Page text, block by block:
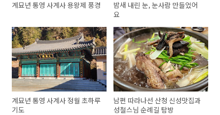
계묘년 통영 사계사 용왕제 풍경
밤새 내린 눈, 눈사람 만들었어
요
계묘년 통영 사계사 정월 초하루
기도
남편 따라나선 산청 신성맛집과
성철스님 순례길 탐방